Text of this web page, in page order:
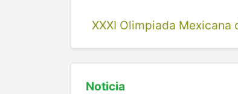
XXXI Olimpiada Mexicana
Noticia